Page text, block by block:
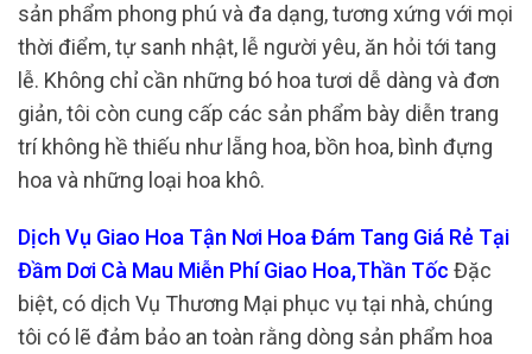
sản phẩm phong phú và đa dạng, tương xứng với mọi
thời điểm, tự sanh nhật, lễ người yêu, ăn hỏi tới tang
lễ. Không chỉ cần những bó hoa tươi dễ dàng và đơn
giản, tôi còn cung cấp các sản phẩm bày diễn trang
trí không hề thiếu như lẵng hoa, bồn hoa, bình đựng
hoa và những loại hoa khô.
Dịch Vụ Giao Hoa Tận Nơi Hoa Đám Tang Giá Rẻ Tại
Đầm Dơi Cà Mau Miễn Phí Giao Hoa,Thần Tốc Đặc
biệt, có dịch Vụ Thương Mại phục vụ tại nhà, chúng
tôi có lẽ đảm bảo an toàn rằng dòng sản phẩm hoa